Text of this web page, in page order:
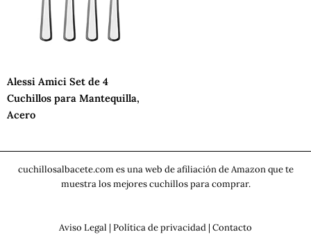
Alessi Amici Set de 4
Cuchillos para Mantequilla,
Acero
cuchillosalbacete.com es una web de afiliación de Amazon que te
muestra los mejores cuchillos para comprar.
Aviso Legal | Política de privacidad | Contacto